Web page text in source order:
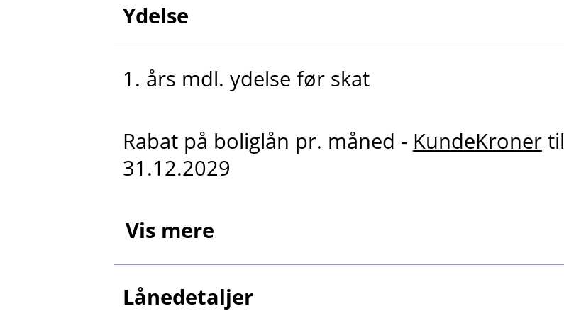
Ydelse
1. års mdl. ydelse før skat
Rabat på boliglån pr. måned - KundeKronertil
31.12.2029
Vis mere
Lånedetaljer